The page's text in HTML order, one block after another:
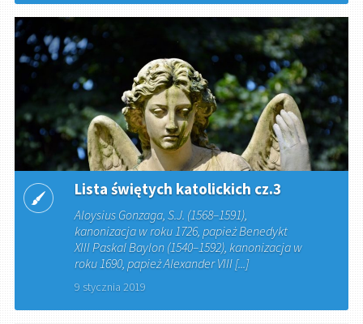
Lista świętych katolickich cz.3
Aloysius Gonzaga, S.J. (1568–1591),
kanonizacja w roku 1726, papież Benedykt
XIII Paskal Baylon (1540–1592), kanonizacja w
roku 1690, papież Alexander VIII [...]
9 stycznia 2019